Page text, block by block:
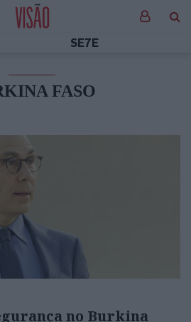
SE7E
FASO
no Burkina